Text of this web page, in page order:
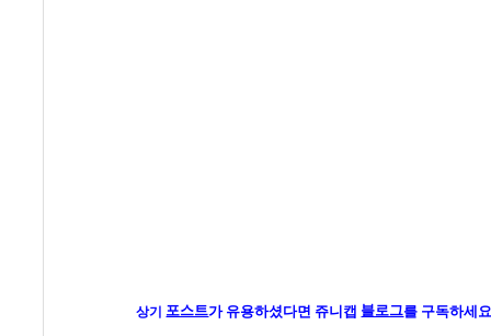
상기 포스트가유용하셨다면 쥬니캡 블로그를 구독하세